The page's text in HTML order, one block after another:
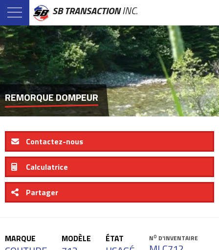
SB TRANSACTIONINC.
REMORQUE DOMPEUR
Contactez-nous
Calculatrice
Partager
MARQUE MODÈLE ÉTAT NO D'INVENTAIRE